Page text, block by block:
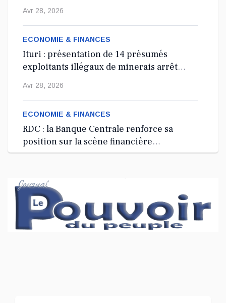
Avr 28, 2026
ECONOMIE & FINANCES
Ituri : présentation de 14 présumés
exploitants illégaux de minerais arrêtés
Avr 28, 2026
ECONOMIE & FINANCES
RDC : la Banque Centrale renforce sa
position sur la scène financière
internationale à Washington, D.C.
ECONOMIE & FINANCES
RDC : lancement d’une Garde minière
nationale à 100 millions USD pour
sécuriser le secteur extractif